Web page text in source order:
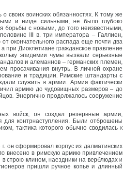
своих воинских обязанностях. К тому же
и нигде сильными, не было глубоко
борьбы с новыми, до того неизвестными,
III в. три императора – Галлиен,
окончательного распада еще почти два
при Диоклетиане гражданское правление
эпидемии чумы вызвали серьезные
и алеманнов – германских племен,
просачивания внутрь. В личной охране
и традиции. Римские штандарты с
служить в армии. Армия фактически
армию до чудовищных размеров – до
Энергично продолжалось сооружение
войск, он создал резервные армии,
для контрнаступления. Были отброшены
тактика которого обычно сводилась к
он сформировал корпус из далматинских
внесено в римскую армию привлечением
строю клином, наездники на верблюдах и
пришли ручное копье и длинный